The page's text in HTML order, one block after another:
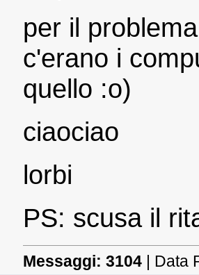
per il
c'erano i
quello :o)
ciaociao
lorbi
PS: scusa il
Messaggi: 3104 | Data